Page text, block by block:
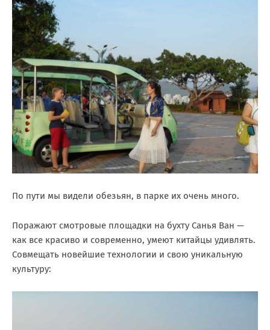
По пути мы видели обезьян, в парке их очень много.
Поражают смотровые площадки на бухту Санья Ван —
как все красиво и современно, умеют китайцы удивлять.
Совмещать новейшие технологии и свою уникальную
культуру: